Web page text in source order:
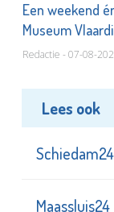
Een weekend
Museum
Redactie - 07-08-
Lees ook
Schiedam24
Maassluis24